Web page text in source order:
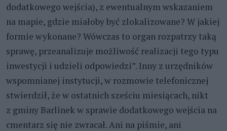
dodatkowego wejścia), z ewentualnym wskazaniem
na mapie, gdzie miałoby być zlokalizowane? W jakiej
formie wykonane? Wówczas to organ rozpatrzy taką
sprawę, przeanalizuje możliwość realizacji tego typu
inwestycji i udzieli odpowiedzi”. Inny z urzędników
wspomnianej instytucji, w rozmowie telefonicznej
stwierdził, że w ostatnich sześciu miesiącach, nikt
z gminy Barlinek w sprawie dodatkowego wejścia na
cmentarz się nie zwracał. Ani na piśmie, ani